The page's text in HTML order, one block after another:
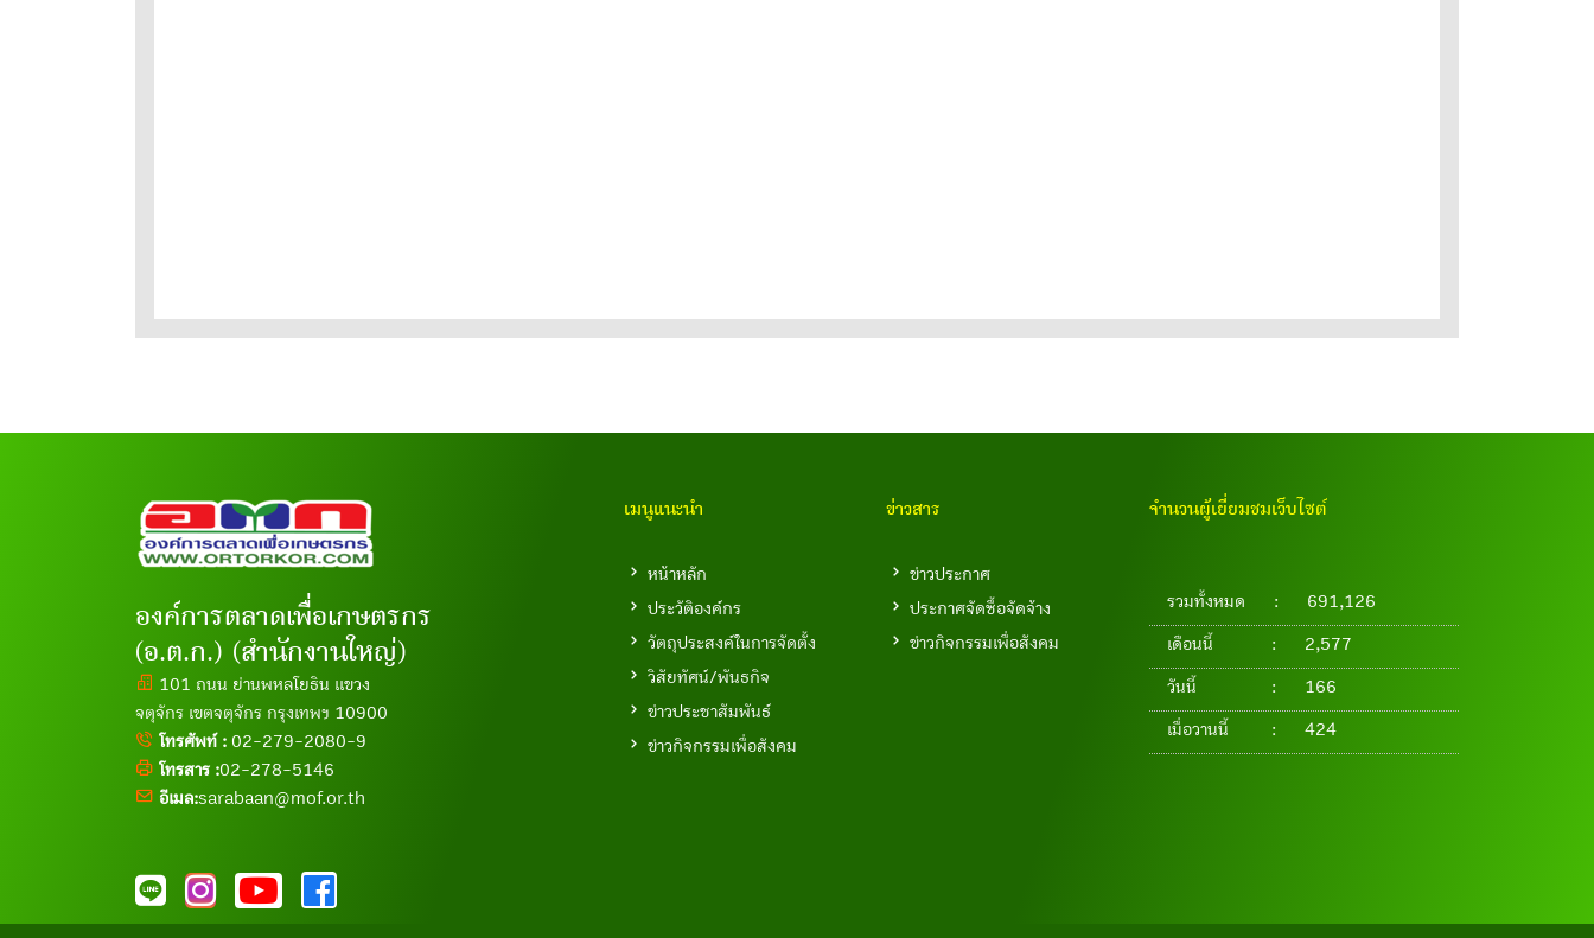
องค์การตลาดเพื่อเกษตรกร
(อ.ต.ก.) (สำนักงานใหญ่)
101 ถนน ย่านพหลโยธิน แขวง
จตุจักร เขตจตุจักร กรุงเทพฯ 10900
โทรศัพท์ : 02-279-2080-9
โทรสาร :02-278-5146
อีเมล:sarabaan@mof.or.th
เมนูแนะนำ
หน้าหลัก
ประวัติองค์กร
วัตถุประสงค์ในการจัดตั้ง
วิสัยทัศน์/พันธกิจ
ข่าวประชาสัมพันธ์
ข่าวกิจกรรมเพื่อสังคม
ข่าวสาร
ข่าวประกาศ
ประกาศจัดซื้อจัดจ้าง
ข่าวกิจกรรมเพื่อสังคม
จำนวนผู้เยี่ยมชมเว็บไซต์
รวมทั้งหมด : 691,126
เดือนนี้ : 2,577
วันนี้ : 166
เมื่อวานนี้ : 424